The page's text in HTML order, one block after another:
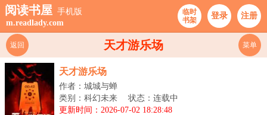
阅读书屋 手机版
m.readlady.com
临时
书架
登录 注册
天才游乐场
返回 菜单
天才游乐场
作者：城城与蝉
类别：科幻未来
状态：连载中
更新时间：2026-07-02 18:28:48